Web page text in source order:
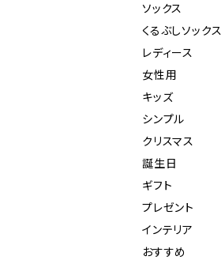
ソックス
くるぶしソックス
レディース
女性用
キッズ
シンプル
クリスマス
誕生日
ギフト
プレゼント
インテリア
おすすめ